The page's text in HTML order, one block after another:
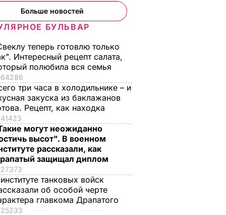
Больше новостей
БУЛЬВАР
теперь готовлю только
Интересный рецепт салата,
полюбила вся семья
64286
три часа в холодильнике – и
закуска из баклажанов
Рецепт, как находка
41423
могут неожиданно
высот". В военном
рассказали, как
защищал диплом
27373
танковых войск
об особой черте
главкома Драпатого
25233